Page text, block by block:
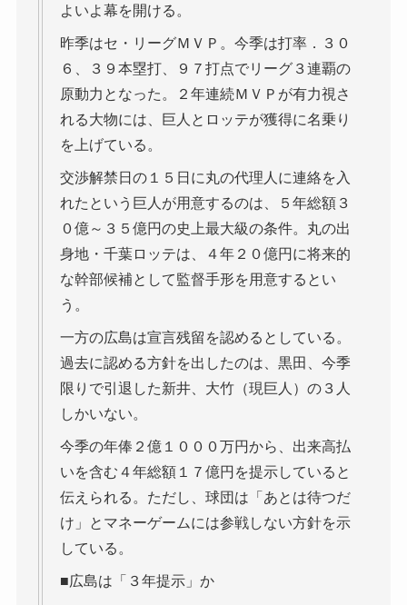
よいよ幕を開ける。
昨季はセ・リーグＭＶＰ。今季は打率．３０
６、３９本塁打、９７打点でリーグ３連覇の
原動力となった。２年連続ＭＶＰが有力視さ
れる大物には、巨人とロッテが獲得に名乗り
を上げている。
交渉解禁日の１５日に丸の代理人に連絡を入
れたという巨人が用意するのは、５年総額３
０億～３５億円の史上最大級の条件。丸の出
身地・千葉ロッテは、４年２０億円に将来的
な幹部候補として監督手形を用意するとい
う。
一方の広島は宣言残留を認めるとしている。
過去に認める方針を出したのは、黒田、今季
限りで引退した新井、大竹（現巨人）の３人
しかいない。
今季の年俸２億１０００万円から、出来高払
いを含む４年総額１７億円を提示していると
伝えられる。ただし、球団は「あとは待つだ
け」とマネーゲームには参戦しない方針を示
している。
■広島は「３年提示」か